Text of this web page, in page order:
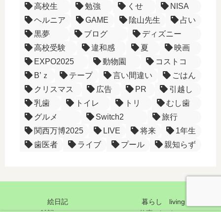
高校生
勉強 くせ
NISA
ヘルニア
GAME 隂山先生
占い
黒夢
ブログ
ディズニー
高校受験
違和感 夏
映画
EXPO2025
動物園
コストコ
B’ｚ
テープ 言い間違い
ごはん
クリスマス
広告 PR
引越し
乳歯
トイレ トリ
むし歯
グルメ
Switch2
旅行
関西万博2025
LIVE 将来
1年生
歯医者
ライブ プール 親知らず
絵日記
暮らし living